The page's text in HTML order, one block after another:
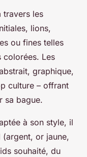
travers les
lions,
ou fines telles
colorées. Les
graphique,
culture – offrant
sa bague.
à son style, il
or jaune,
souhaité, du